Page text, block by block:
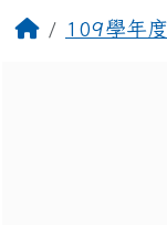
回首頁109學年